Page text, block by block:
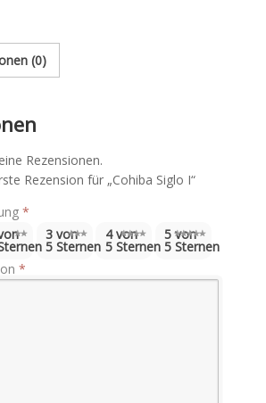
(0)
Rezensionen.
Rezension für „Cohiba Siglo I“
*
3 von
5 Sternen
4 von
5 Sternen
5 von
5 Sternen
*